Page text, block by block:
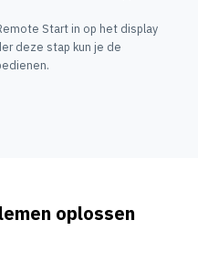
Start in op het display
deze stap kun je de
oplossen